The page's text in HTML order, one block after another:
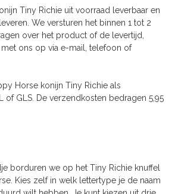
Tiny Richie uit voorraad leverbaar en
We versturen het binnen 1 tot 2
over het product of de levertijd,
ons op via e-mail, telefoon of
Horse konijn Tiny Richie als
of GLS. De verzendkosten bedragen 5,95
borduren we op het Tiny Richie knuffel
Kies zelf in welk lettertype je de naam